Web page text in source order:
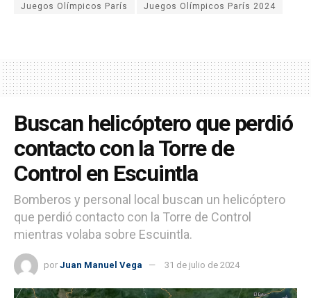
Juegos Olímpicos París Juegos Olímpicos París 2024
Buscan helicóptero que perdió
contacto con la Torre de
Control en Escuintla
Bomberos y personal local buscan un helicóptero
que perdió contacto con la Torre de Control
mientras volaba sobre Escuintla.
por Juan Manuel Vega 31 de julio de 2024